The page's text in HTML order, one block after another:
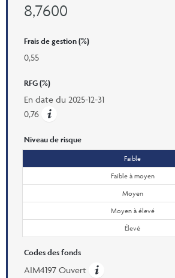
8,7600
Frais de gestion (%)
0,55
RFG (%)
En date du 2025-12-31
0,76
Niveau de risque
Faible
Faible à moyen
Moyen
Moyen à élevé
Élevé
Codes des fonds
AIM4197 Ouvert